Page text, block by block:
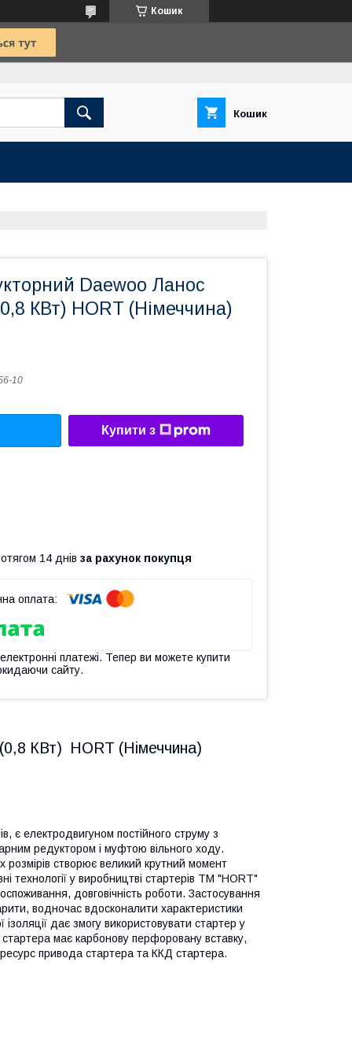
Кошик
Кошик
Daewoo Ланос
КВт) HORT (Німеччина)
10
Купити з
14 днів за рахунок покупця
платежі. Тепер ви можете купити
сайту.
КВт) HORT (Німеччина)
є електродвигуном постійного струму з
редуктором і муфтою вільного ходу.
створює великий крутний момент
технології у виробництві стартерів ТМ "HORT"
довговічність роботи. Застосування
водночас вдосконалити характеристики
дає змогу використовувати стартер у
має карбонову перфоровану вставку,
привода стартера та ККД стартера.